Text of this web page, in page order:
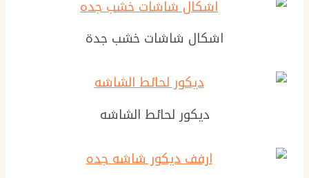
اشكال شاشات خشب جدة
ديكور لحائط الشاشه